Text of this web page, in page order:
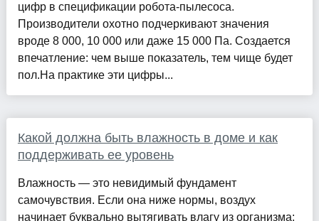
цифр в спецификации робота-пылесоса.
Производители охотно подчеркивают значения
вроде 8 000, 10 000 или даже 15 000 Па. Создается
впечатление: чем выше показатель, тем чище будет
пол.На практике эти цифры...
Какой должна быть влажность в доме и как
поддерживать ее уровень
Влажность — это невидимый фундамент
самочувствия. Если она ниже нормы, воздух
начинает буквально вытягивать влагу из организма: